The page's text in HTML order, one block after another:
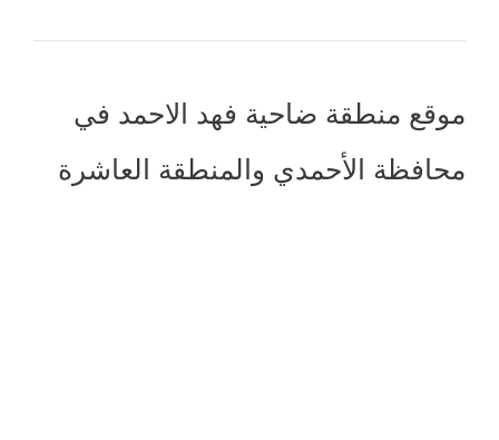
موقع منطقة ضاحية فهد الاحمد في
محافظة الأحمدي والمنطقة العاشرة